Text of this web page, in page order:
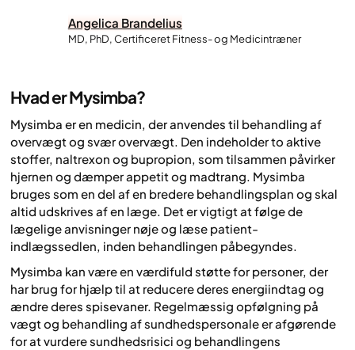
Angelica Brandelius
MD, PhD, Certificeret Fitness- og Medicintræner
Hvad er Mysimba?
Mysimba er en medicin, der anvendes til behandling af
overvægt og svær overvægt. Den indeholder to aktive
stoffer, naltrexon og bupropion, som tilsammen påvirker
hjernen og dæmper appetit og madtrang. Mysimba
bruges som en del af en bredere behandlingsplan og skal
altid udskrives af en læge. Det er vigtigt at følge de
lægelige anvisninger nøje og læse patient-
indlægssedlen, inden behandlingen påbegyndes.
Mysimba kan være en værdifuld støtte for personer, der
har brug for hjælp til at reducere deres energiindtag og
ændre deres spisevaner. Regelmæssig opfølgning på
vægt og behandling af sundhedspersonale er afgørende
for at vurdere sundhedsrisici og behandlingens